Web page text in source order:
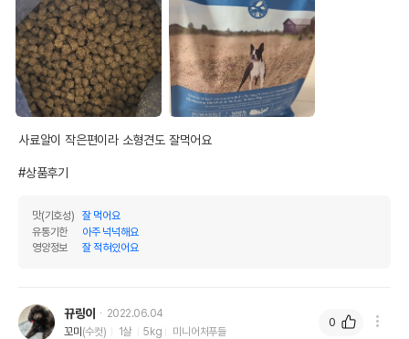
사료알이 작은편이라 소형견도 잘먹어요
#상품후기
맛(기호성)
잘 먹어요
유통기한
아주 넉넉해요
영양정보
잘 적혀있어요
뀨링이
2022.06.04
꼬미 (수컷) 1살 5kg 미니어처푸들
0